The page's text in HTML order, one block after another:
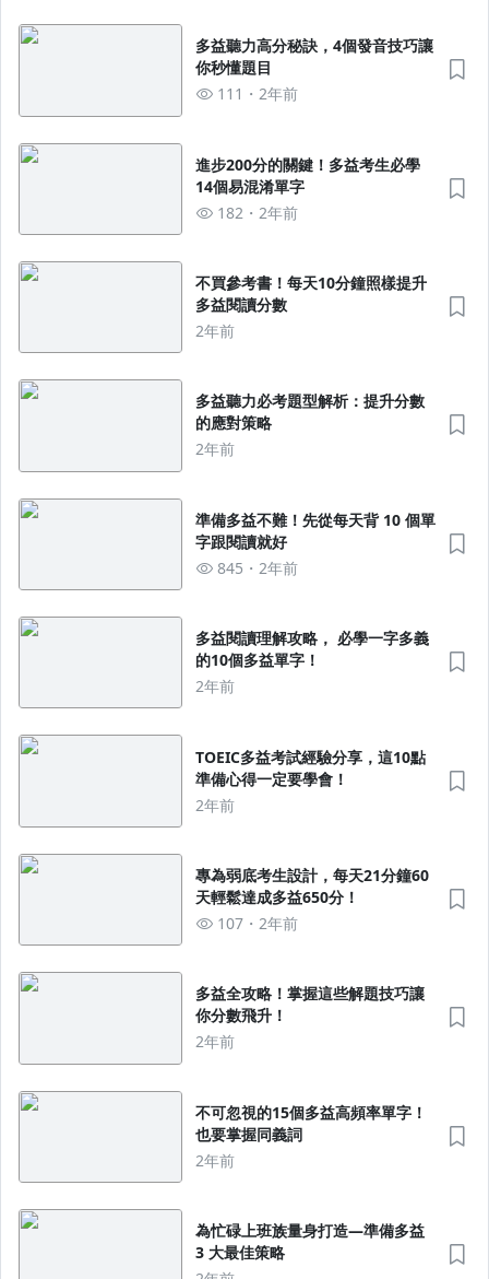
多益聽力高分秘訣，4個發音技巧讓
你秒懂題目
111
2年前
進步200分的關鍵！多益考生必學
14個易混淆單字
182
2年前
不買參考書！每天10分鐘照樣提升
多益閱讀分數
2年前
多益聽力必考題型解析：提升分數
的應對策略
2年前
準備多益不難！先從每天背 10 個單
字跟閱讀就好
845
2年前
多益閱讀理解攻略， 必學一字多義
的10個多益單字！
2年前
TOEIC多益考試經驗分享，這10點
準備心得一定要學會！
2年前
專為弱底考生設計，每天21分鐘60
天輕鬆達成多益650分！
107
2年前
多益全攻略！掌握這些解題技巧讓
你分數飛升！
2年前
不可忽視的15個多益高頻率單字！
也要掌握同義詞
2年前
為忙碌上班族量身打造—準備多益
3 大最佳策略